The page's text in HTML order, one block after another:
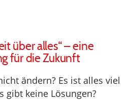
über alles“ – eine
für die Zukunft
ändern? Es ist alles viel
gibt keine Lösungen?